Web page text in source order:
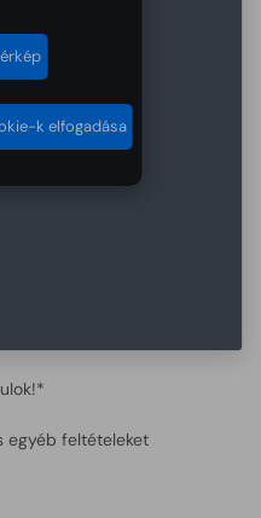
k elfogadása
egyéb feltételeket